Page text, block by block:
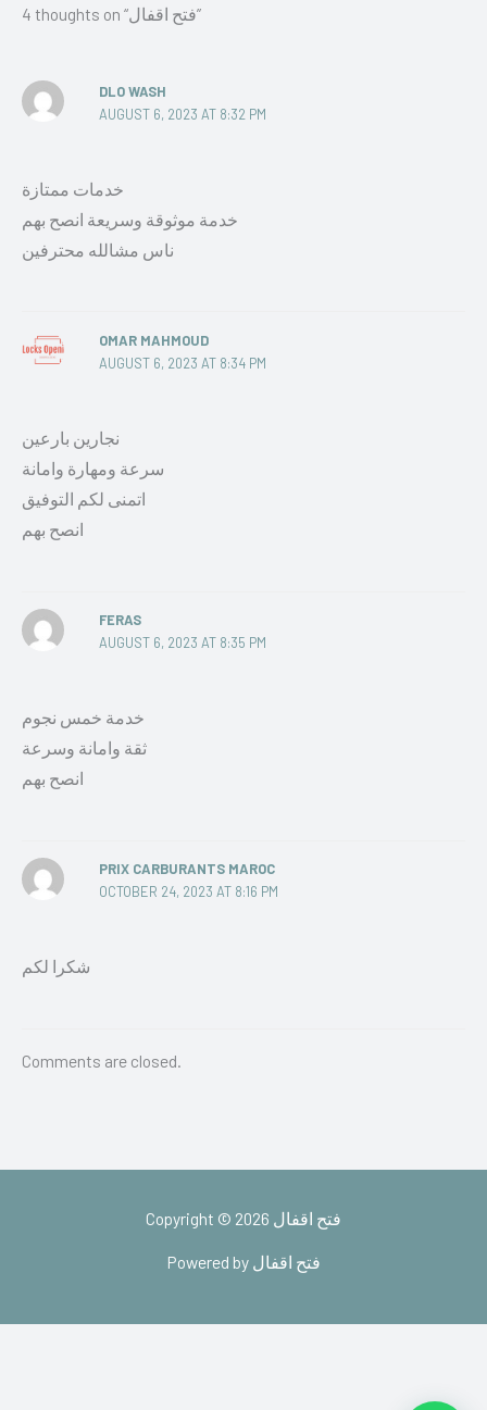
4 thoughts on “فتح اقفال”
DLO WASH
AUGUST 6, 2023 AT 8:32 PM
خدمات ممتازة
خدمة موثوقة وسريعة انصح بهم
ناس مشالله محترفين
OMAR MAHMOUD
AUGUST 6, 2023 AT 8:34 PM
نجارين بارعين
سرعة ومهارة وامانة
اتمنى لكم التوفيق
انصح بهم
FERAS
AUGUST 6, 2023 AT 8:35 PM
خدمة خمس نجوم
ثقة وامانة وسرعة
انصح بهم
PRIX CARBURANTS MAROC
OCTOBER 24, 2023 AT 8:16 PM
شكرا لكم
Comments are closed.
Copyright © 2026 فتح اقفال
Powered by فتح اقفال